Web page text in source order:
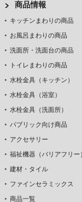
商品情報
キッチンまわりの商品
お風呂まわりの商品
洗面所・洗面台の商品
トイレまわりの商品
水栓金具（キッチン）
水栓金具（浴室）
水栓金具（洗面所）
パブリック向け商品
アクセサリー
福祉機器（バリアフリー
建材・タイル
ファインセラミックス
商品一覧